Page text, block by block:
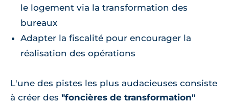
le logement via la transformation des
bureaux
Adapter la fiscalité pour encourager la
réalisation des opérations
L'une des pistes les plus audacieuses consiste
à créer des "foncières de transformation"